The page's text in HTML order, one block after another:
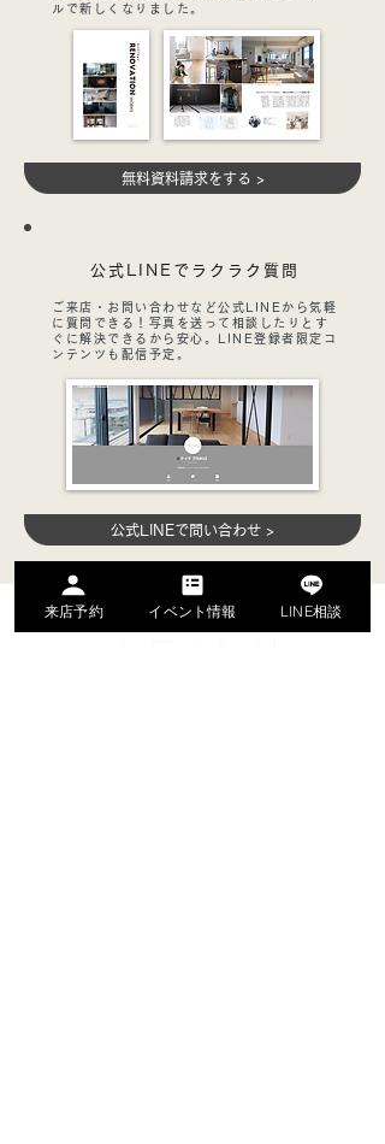
ルで新しくなりました。
無料資料請求をする >
公式LINEでラクラク質問
ご来店・お問い合わせなど公式LINEから気軽
に質問できる！写真を送って相談したりとす
ぐに解決できるから安心。LINE登録者限定コ
ンテンツも配信予定。
公式LINEで問い合わせ >
来店予約 イベント情報 LINE相談